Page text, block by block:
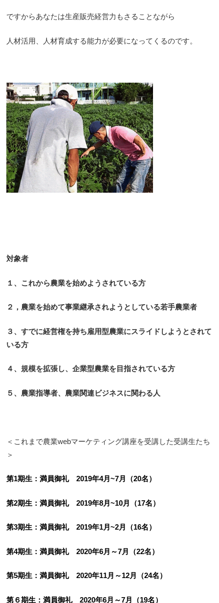
ですからあなたは生産販売経営力もさることながら
人材活用、人材育成する能力が必要になってくるのです。
対象者
１、これから農業を始めようされている方
２，農業を始めて事業継承されようとしている若手農業者
３、すでに経営権を持ち雇用型農業にスライドしようとされて
いる方
４、規模を拡張し、企業型農業を目指されている方
５、農業指導者、農業関連ビジネスに関わる人
＜これまで農業webマーケティング講座を受講した受講生たち
＞
第1期生：満員御礼 2019年4月~7月（20名）
第2期生：満員御礼 2019年8月~10月（17名）
第3期生：満員御礼2019年1月~2月（16名）
第4期生：満員御礼 2020年6月～7月（22名）
第5期生：満員御礼 2020年11月～12月（24名）
第６期生：満員御礼 2020年6月～7月（19名）